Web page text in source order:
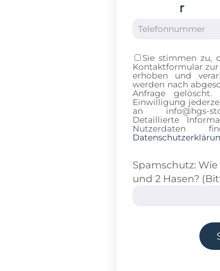
r
Sie stimmen zu,
Kontaktformular
erhoben und
werden nach
Anfrage
Einwilligung
an info@hgs-
Detaillierte
Spamschutz:
und 2 Hasen?